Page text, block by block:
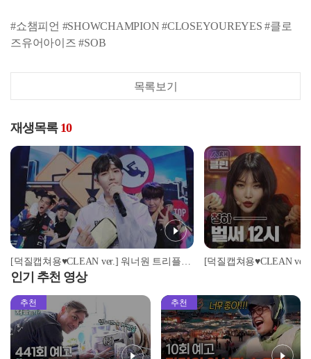
#쇼챔피언 #SHOWCHAMPION #CLOSEYOUREYES #클로
즈유어아이즈 #SOB
목록보기
재생목록 10
[덕질캡쳐용♥CLEAN ver.] 워너원 트리플포지션 - 캥거루 (Wanna One - Kangaroo)
인기 추천 영상
추천 추천